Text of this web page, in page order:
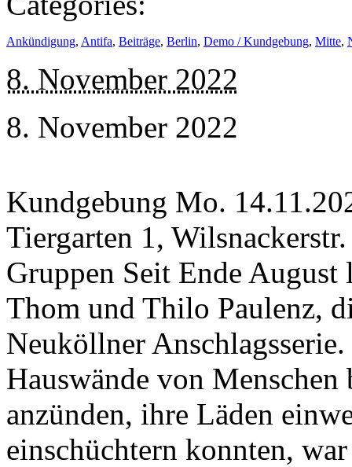
Ankündigung, Antifa, Beiträge, Berlin, Demo / Kundgebung, Mitte,
8. November 2022
8. November 2022
Kundgebung Mo.
Tiergarten 1,
Gruppen Seit Ende August
Thom und Thilo Paulenz,
Neuköllner
Hauswände von Menschen
anzünden, ihre Läden
einschüchtern konnten,